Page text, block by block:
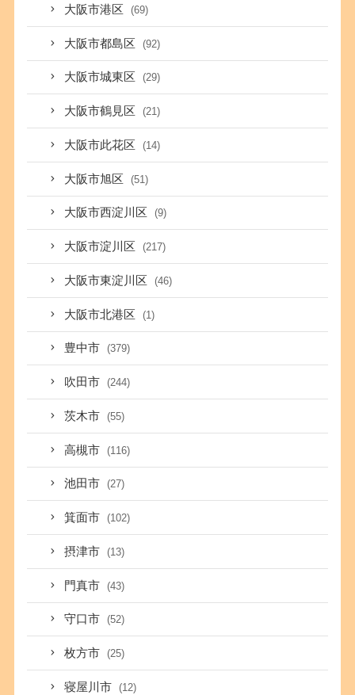
大阪市港区 (69)
大阪市都島区 (92)
大阪市城東区 (29)
大阪市鶴見区 (21)
大阪市此花区 (14)
大阪市旭区 (51)
大阪市西淀川区 (9)
大阪市淀川区 (217)
大阪市東淀川区 (46)
大阪市北港区 (1)
豊中市 (379)
吹田市 (244)
茨木市 (55)
高槻市 (116)
池田市 (27)
箕面市 (102)
摂津市 (13)
門真市 (43)
守口市 (52)
枚方市 (25)
寝屋川市 (12)